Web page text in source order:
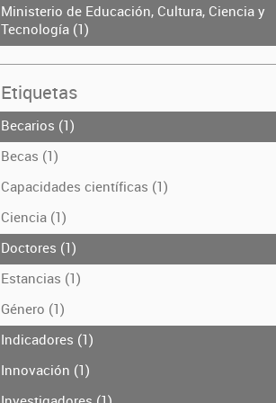
Ministerio de Educación, Cultura, Ciencia y
Tecnología (1)
Etiquetas
Becarios (1)
Becas (1)
Capacidades científicas (1)
Ciencia (1)
Doctores (1)
Estancias (1)
Género (1)
Indicadores (1)
Innovación (1)